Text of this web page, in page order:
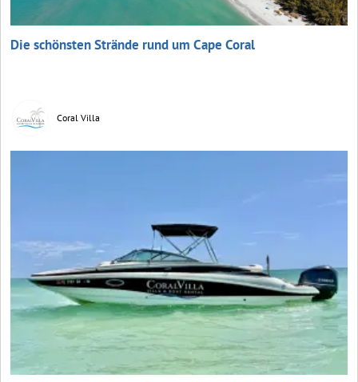
Die schönsten Strände rund um Cape Coral
Coral Villa